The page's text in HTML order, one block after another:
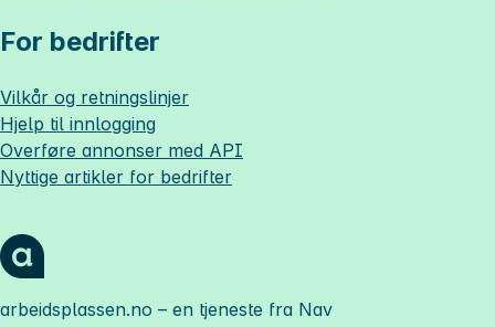
For bedrifter
Vilkår og retningslinjer
Hjelp til innlogging
Overføre annonser med API
Nyttige artikler for bedrifter
arbeidsplassen.no – en tjeneste fra Nav